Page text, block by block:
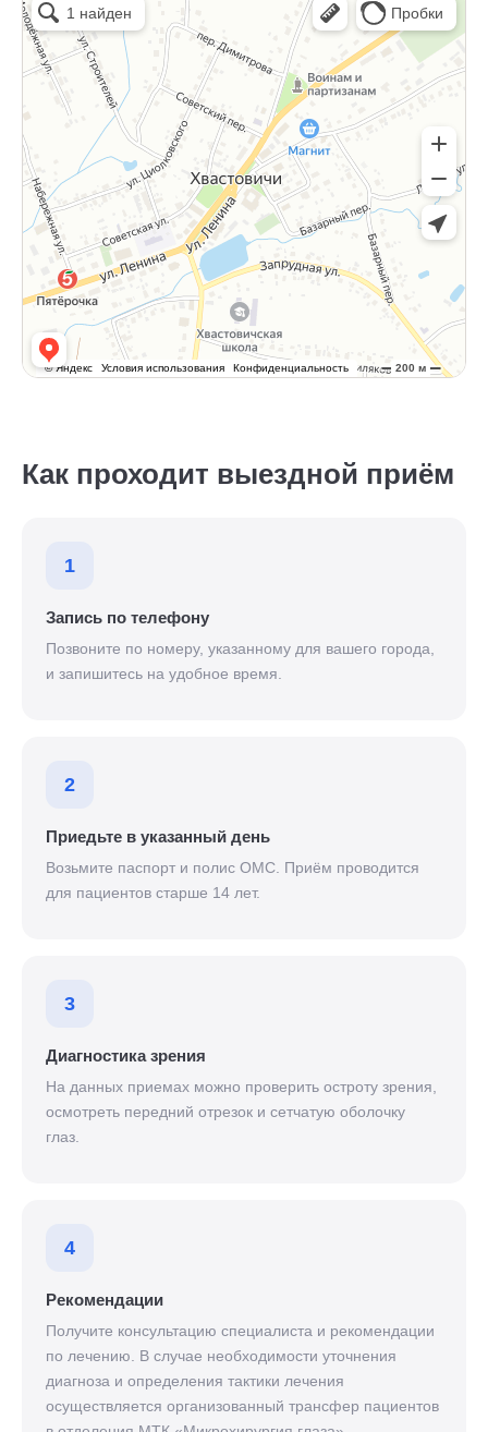
Как проходит выездной приём
1
Запись по телефону
Позвоните по номеру, указанному для вашего города,
и запишитесь на удобное время.
2
Приедьте в указанный день
Возьмите паспорт и полис ОМС. Приём проводится
для пациентов старше 14 лет.
3
Диагностика зрения
На данных приемах можно проверить остроту зрения,
осмотреть передний отрезок и сетчатую оболочку
глаз.
4
Рекомендации
Получите консультацию специалиста и рекомендации
по лечению. В случае необходимости уточнения
диагноза и определения тактики лечения
осуществляется организованный трансфер пациентов